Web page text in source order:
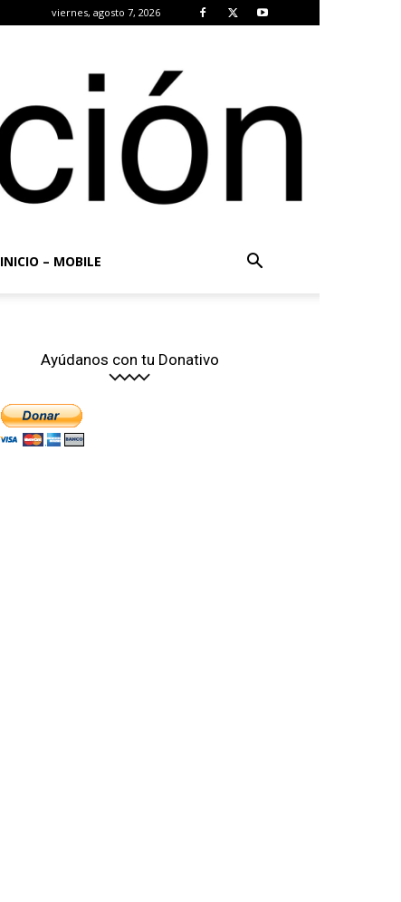
viernes, agosto 7, 2026
INICIO – MOBILE
Ayúdanos con tu Donativo